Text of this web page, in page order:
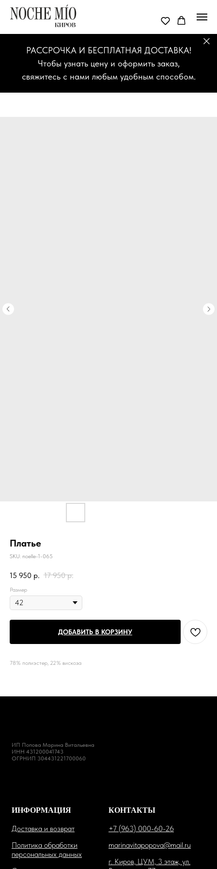
РАССРОЧКА И БЕСПЛАТНАЯ ДОСТАВКА!
Чтобы узнать цену и оформить заказ,
свяжитесь с нами любым удобным способом.
Платье
SKU: noelle-1-065
15 950 р. 17 950 р.
Размер
ДОБАВИТЬ В КОРЗИНУ
78% полиэстер, 22% вискоза
ИП Попова Марина Витальевна
ИНН 431200041743
ОГРНИП 304431221700060
ИНФОРМАЦИЯ
Доставка и возврат
Политика обработки
персональных данных
КОНТАКТЫ
+7 (963) 000-60-26
marinavitapopova@mail.ru
г. Киров, ЦУМ, 3 этаж, ул.